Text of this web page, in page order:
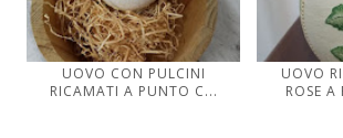
UOVO CON PULCINI
RICAMATI A PUNTO C...
UOVO
ROSE